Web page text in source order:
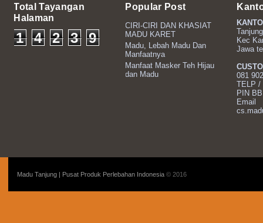
Total Tayangan
Halaman
1 4 2 3
9
Popular Post
CIRI-CIRI DAN KHASIAT
MADU KARET
Madu, Lebah Madu Dan
Manfaatnya
Manfaat Masker Teh Hijau
dan Madu
Kec
Jawa
081
TELP /
PIN
Email
Madu Tanjung | Pusat Produk Perlebahan Indonesia © 2016